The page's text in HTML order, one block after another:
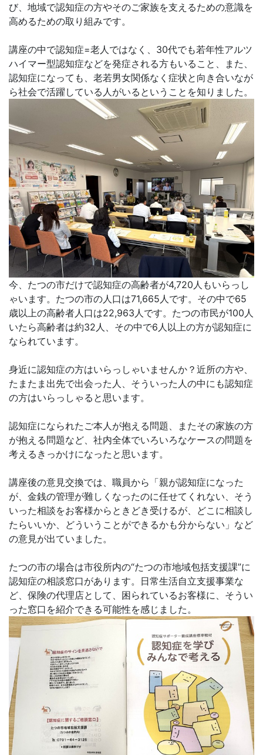
び、地域で認知症の方やそのご家族を支えるための意識を
高めるための取り組みです。
講座の中で認知症=老人ではなく、30代でも若年性アルツ
ハイマー型認知症などを発症される方もいること、また、
認知症になっても、老若男女関係なく症状と向き合いなが
ら社会で活躍している人がいるということを知りました。
今、たつの市だけで認知症の高齢者が4,720人もいらっし
ゃいます。たつの市の人口は71,665人です。その中で65
歳以上の高齢者人口は22,963人です。たつの市民が100人
いたら高齢者は約32人、その中で6人以上の方が認知症に
なられています。
身近に認知症の方はいらっしゃいませんか？近所の方や、
たまたま出先で出会った人、そういった人の中にも認知症
の方はいらっしゃると思います。
認知症になられたご本人が抱える問題、またその家族の方
が抱える問題など、社内全体でいろいろなケースの問題を
考えるきっかけになったと思います。
講座後の意見交換では、職員から「親が認知症になった
が、金銭の管理が難しくなったのに任せてくれない、そう
いった相談をお客様からときどき受けるが、どこに相談し
たらいいか、どういうことができるかも分からない」など
の意見が出ていました。
たつの市の場合は市役所内の“たつの市地域包括支援課”に
認知症の相談窓口があります。日常生活自立支援事業な
ど、保険の代理店として、困られているお客様に、そうい
った窓口を紹介できる可能性を感じました。